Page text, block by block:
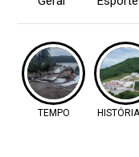
TEMPO